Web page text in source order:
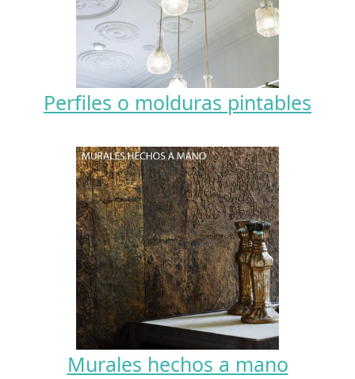
Perfiles o molduras pintables
Murales hechos a mano